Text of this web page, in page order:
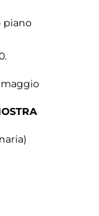
piano
maggio